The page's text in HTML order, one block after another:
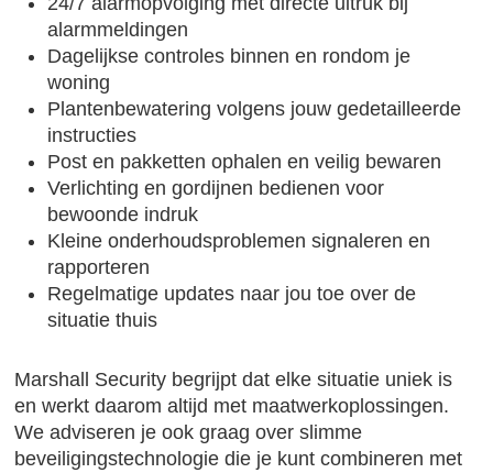
alarmmeldingen
Dagelijkse controles binnen en rondom je
woning
Plantenbewatering volgens jouw gedetailleerde
instructies
Post en pakketten ophalen en veilig bewaren
Verlichting en gordijnen bedienen voor
bewoonde indruk
Kleine onderhoudsproblemen signaleren en
rapporteren
Regelmatige updates naar jou toe over de
situatie thuis
Marshall Security begrijpt dat elke situatie uniek is
en werkt daarom altijd met maatwerkoplossingen.
We adviseren je ook graag over slimme
beveiligingstechnologie die je kunt combineren met